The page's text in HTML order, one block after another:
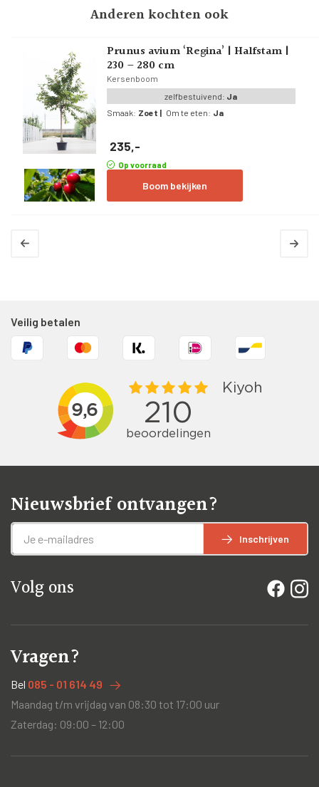
Anderen kochten ook
Prunus avium ‘Regina’ | Halfstam |
230 – 280 cm
Kersenboom
zelfbestuivend: Ja
Smaak: Zoet | Om te eten: Ja
235,-
Op voorraad
Boom bekijken
Veilig betalen
Nieuwsbrief ontvangen?
Inschrijven
Volg ons
Vragen?
Bel 085 - 01 614 49
Maandag t/m vrijdag van 08:30 tot 17:00 uur
Zaterdag: 09:00 – 12:00